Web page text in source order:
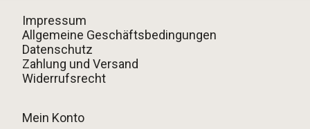
verbaut, im VW T3 zum Beispiel bei der
Verkabelung der elektrischen Spiegel, der
Zentralverriegelung und der Klimanalage. VW-
Vergleichsnummer 171 971 999 A, B, C und E.
Impressum
Allgemeine Geschäftsbedingungen
Datenschutz
Zahlung und Versand
Widerrufsrecht
Mein Konto